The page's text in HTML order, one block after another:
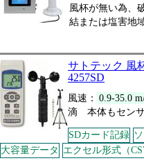
風杯が無い為、
結または塩害地
サトテック 風
4257SD
風速： 0.9-35.0
滴 本体もセン
SDカード記録
大容量データ エクセル形式（